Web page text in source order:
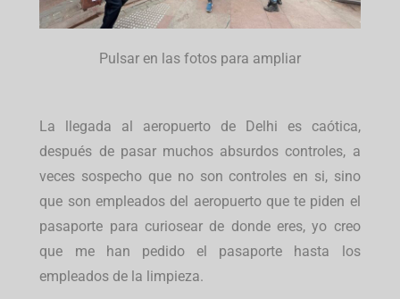
Pulsar en las fotos para ampliar
La llegada al aeropuerto de Delhi es caótica,
después de pasar muchos absurdos controles, a
veces sospecho que no son controles en si, sino
que son empleados del aeropuerto que te piden el
pasaporte para curiosear de donde eres, yo creo
que me han pedido el pasaporte hasta los
empleados de la limpieza.